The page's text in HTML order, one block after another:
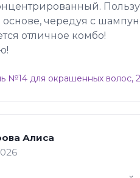
основе, чередуя с
отличное комбо!
№14 для окрашенных волос,
Алиса